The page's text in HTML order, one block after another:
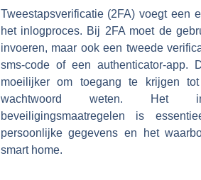
Tweestapsverificatie (2FA) voegt een
het inlogproces. Bij 2FA moet de
invoeren, maar ook een tweede
sms-code of een authenticator-app.
moeilijker om toegang te krijgen
wachtwoord weten. Het
beveiligingsmaatregelen is
persoonlijke gegevens en het
smart home.